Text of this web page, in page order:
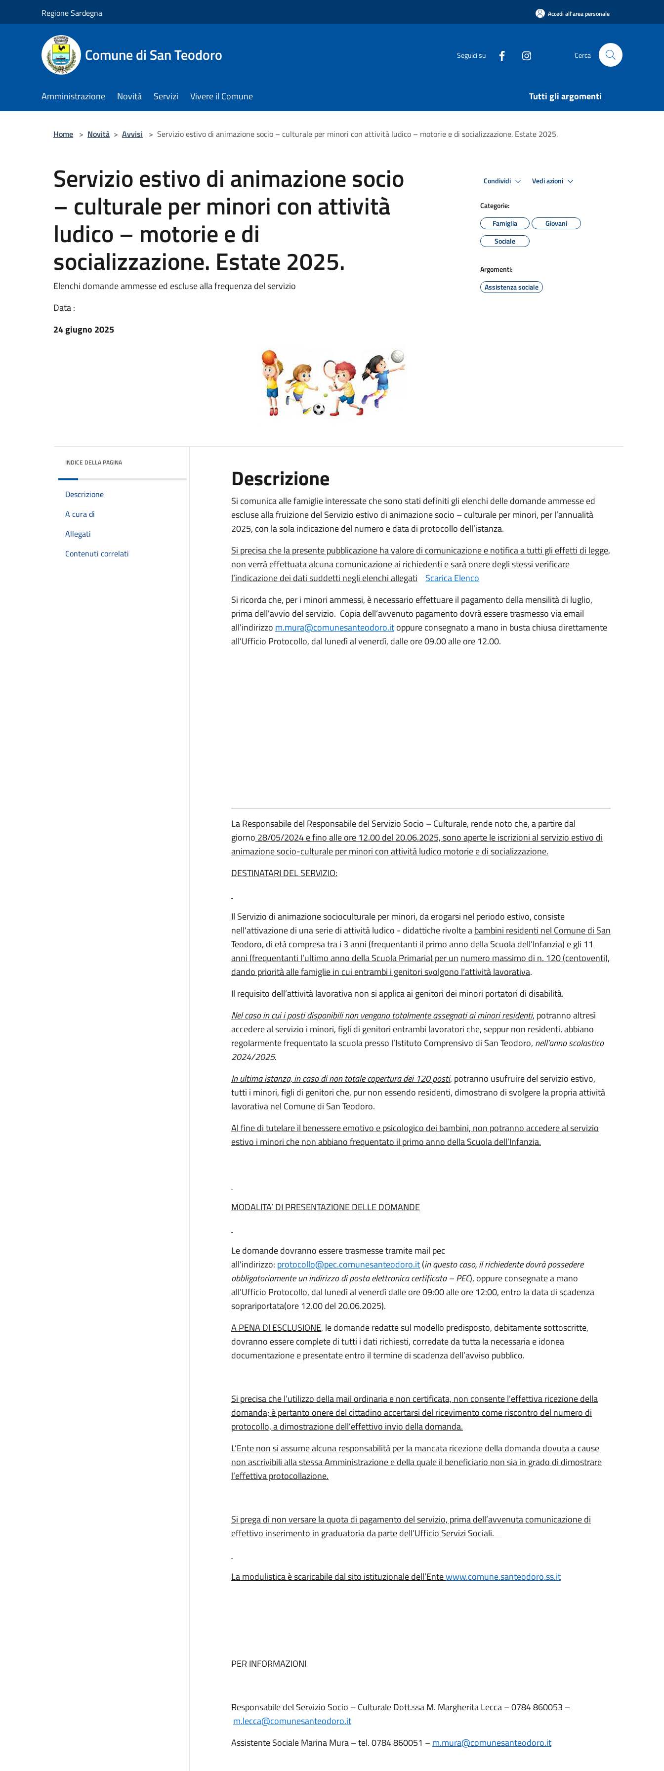
Regione Sardegna Accedi all'area personale
Comune di San Teodoro Seguici su Cerca
Amministrazione Novità Servizi Vivere il Comune Tutti gli argomenti
Home > Novità > Avvisi > Servizio estivo di animazione socio – culturale per minori con attività ludico – motorie e di socializzazione. Estate 2025.
Servizio estivo di animazione socio
– culturale per minori con attività
ludico – motorie e di
socializzazione. Estate 2025.
Elenchi domande ammesse ed escluse alla frequenza del servizio
Data :
24 giugno 2025
Condividi Vedi azioni
Categorie:
Famiglia
Giovani
Sociale
Argomenti:
Assistenza sociale
INDICE DELLA PAGINA
Descrizione
A cura di
Allegati
Contenuti correlati
Descrizione
Si comunica alle famiglie interessate che sono stati definiti gli elenchi delle domande ammesse ed
escluse alla fruizione del Servizio estivo di animazione socio – culturale per minori, per l’annualità
2025, con la sola indicazione del numero e data di protocollo dell’istanza.
Si precisa che la presente pubblicazione ha valore di comunicazione e notifica a tutti gli effetti di legge,
non verrà effettuata alcuna comunicazione ai richiedenti e sarà onere degli stessi verificare
l’indicazione dei dati suddetti negli elenchi allegati
Scarica Elenco
Si ricorda che, per i minori ammessi, è necessario effettuare il pagamento della mensilità di luglio,
prima dell’avvio del servizio. Copia dell’avvenuto pagamento dovrà essere trasmesso via email
all’indirizzo m.mura@comunesanteodoro.itoppure consegnato a mano in busta chiusa direttamente
all’Ufficio Protocollo, dal lunedì al venerdì, dalle ore 09.00 alle ore 12.00.
La Responsabile del Responsabile del Servizio Socio – Culturale, rende noto che, a partire dal
giorno 28/05/2024 e fino alle ore 12.00 del 20.06.2025, sono aperte le iscrizioni al servizio estivo di
animazione socio-culturale per minori con attività ludico motorie e di socializzazione.
DESTINATARI DEL SERVIZIO:
Il Servizio di animazione socioculturale per minori, da erogarsi nel periodo estivo, consiste
nell'attivazione di una serie di attività ludico - didattiche rivolte abambini residenti nel Comune di San
Teodoro, di età compresa tra i 3 anni (frequentanti il primo anno della Scuola dell’Infanzia) e gli 11
anni (frequentanti l’ultimo anno della Scuola Primaria) per un numero massimo di n. 120 (centoventi),
dando priorità alle famiglie in cui entrambi i genitori svolgono l’attività lavorativa.
Il requisito dell’attività lavorativa non si applica ai genitori dei minori portatori di disabilità.
Nel caso in cui i posti disponibili non vengano totalmente assegnati ai minori residenti, potranno altresì
accedere al servizio i minori, figli di genitori entrambi lavoratori che, seppur non residenti, abbiano
regolarmente frequentato la scuola presso l’Istituto Comprensivo di San Teodoro, nell’anno scolastico
2024/2025.
In ultima istanza, in caso di non totale copertura dei 120 posti, potranno usufruire del servizio estivo,
tutti i minori, figli di genitori che, pur non essendo residenti, dimostrano di svolgere la propria attività
lavorativa nel Comune di San Teodoro.
Al fine di tutelare il benessere emotivo e psicologico dei bambini, non potranno accedere al servizio
estivo i minori che non abbiano frequentato il primo anno della Scuola dell’Infanzia.
MODALITA’ DI PRESENTAZIONE DELLE DOMANDE
Le domande dovranno essere trasmesse tramite mail pec
all'indirizzo: protocollo@pec.comunesanteodoro.it(in questo caso, il richiedente dovrà possedere
obbligatoriamente un indirizzo di posta elettronica certificata – PEC), oppure consegnate a mano
all’Ufficio Protocollo, dal lunedì al venerdì dalle ore 09:00 alle ore 12:00, entro la data di scadenza
soprariportata(ore 12.00 del 20.06.2025).
A PENA DI ESCLUSIONE, le domande redatte sul modello predisposto, debitamente sottoscritte,
dovranno essere complete di tutti i dati richiesti, corredate da tutta la necessaria e idonea
documentazione e presentate entro il termine di scadenza dell’avviso pubblico.
Si precisa che l’utilizzo della mail ordinaria e non certificata, non consente l’effettiva ricezione della
domanda; è pertanto onere del cittadino accertarsi del ricevimento come riscontro del numero di
protocollo, a dimostrazione dell’effettivo invio della domanda.
L’Ente non si assume alcuna responsabilità per la mancata ricezione della domanda dovuta a cause
non ascrivibili alla stessa Amministrazione e della quale il beneficiario non sia in grado di dimostrare
l’effettiva protocollazione.
Si prega di non versare la quota di pagamento del servizio, prima dell’avvenuta comunicazione di
effettivo inserimento in graduatoria da parte dell’Ufficio Servizi Sociali.
La modulistica è scaricabile dal sito istituzionale dell’Entewww.comune.santeodoro.ss.it
PER INFORMAZIONI
Responsabile del Servizio Socio – Culturale Dott.ssa M. Margherita Lecca – 0784 860053 –
m.lecca@comunesanteodoro.it
Assistente Sociale Marina Mura – tel. 0784 860051 –m.mura@comunesanteodoro.it